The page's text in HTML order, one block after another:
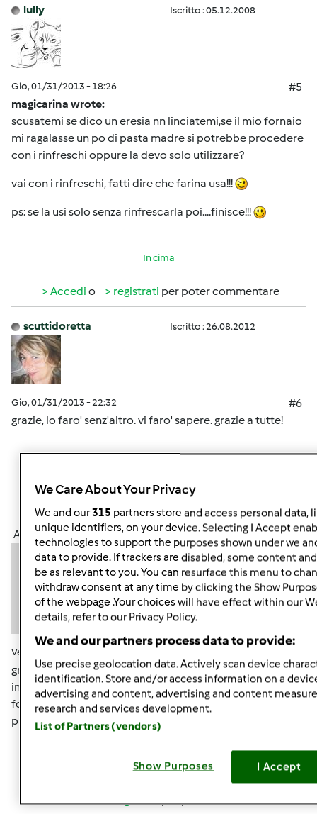
lully Iscritto : 05.12.2008
Gio, 01/31/2013 - 18:26
#5
magicarina wrote:
scusatemi se dico un eresia nn linciatemi,se il mio fornaio
mi ragalasse un po di pasta madre si potrebbe procedere
con i rinfreschi oppure la devo solo utilizzare?
vai con i rinfreschi, fatti dire che farina usa!!!
ps: se la usi solo senza rinfrescarla poi....finisce!!!
In cima
Accedi o registrati per poter commentare
scuttidoretta Iscritto : 26.08.2012
Gio, 01/31/2013 - 22:32
#6
grazie, lo faro' senz'altro. vi faro' sapere. grazie a tutte!
per poter commentare
Anonimo (non verificato)
Ven, 02/01/2013 - 15:02
grazie mille avevo capito che se la usavo mi finiva
intendevo se era buona per produrne altra o quella del
fornai era solo per l'uso in quel momento,allora me ne
procurerò un po e vediamo come andrà
In cima
Accedio registratiper poter commentare
We Care About Your Privacy
We and our315 partners store and access personal data,
unique identifiers, on your device. Selecting I Accept
technologies to support the purposes shown under we
data to provide. If trackers are disabled, some content
be as relevant to you. You can resurface this menu to
withdraw consent at any time by clicking the Show
of the webpage .Your choices will have effect within our
details, refer to our Privacy Policy.
We and our partners process data to provide:
Use precise geolocation data. Actively scan device
identification. Store and/or access information on a
advertising and content, advertising and content
research and services development.
List of Partners (vendors)
Show Purposes I Accept